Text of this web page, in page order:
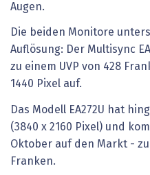
Augen.
Die beiden Monitore
Auflösung: Der Multisync
zu einem UVP von 428
1440 Pixel auf.
Das Modell EA272U hat
(3840 x 2160 Pixel) und
Oktober auf den Markt - zu
Franken.